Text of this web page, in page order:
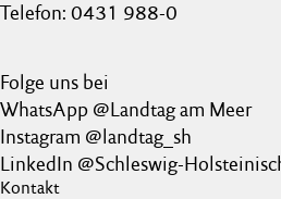
Telefon: 0431 988-0
Folge uns bei
WhatsApp @Landtag am Meer
Instagram @landtag_sh
LinkedIn @Schleswig-
Kontakt